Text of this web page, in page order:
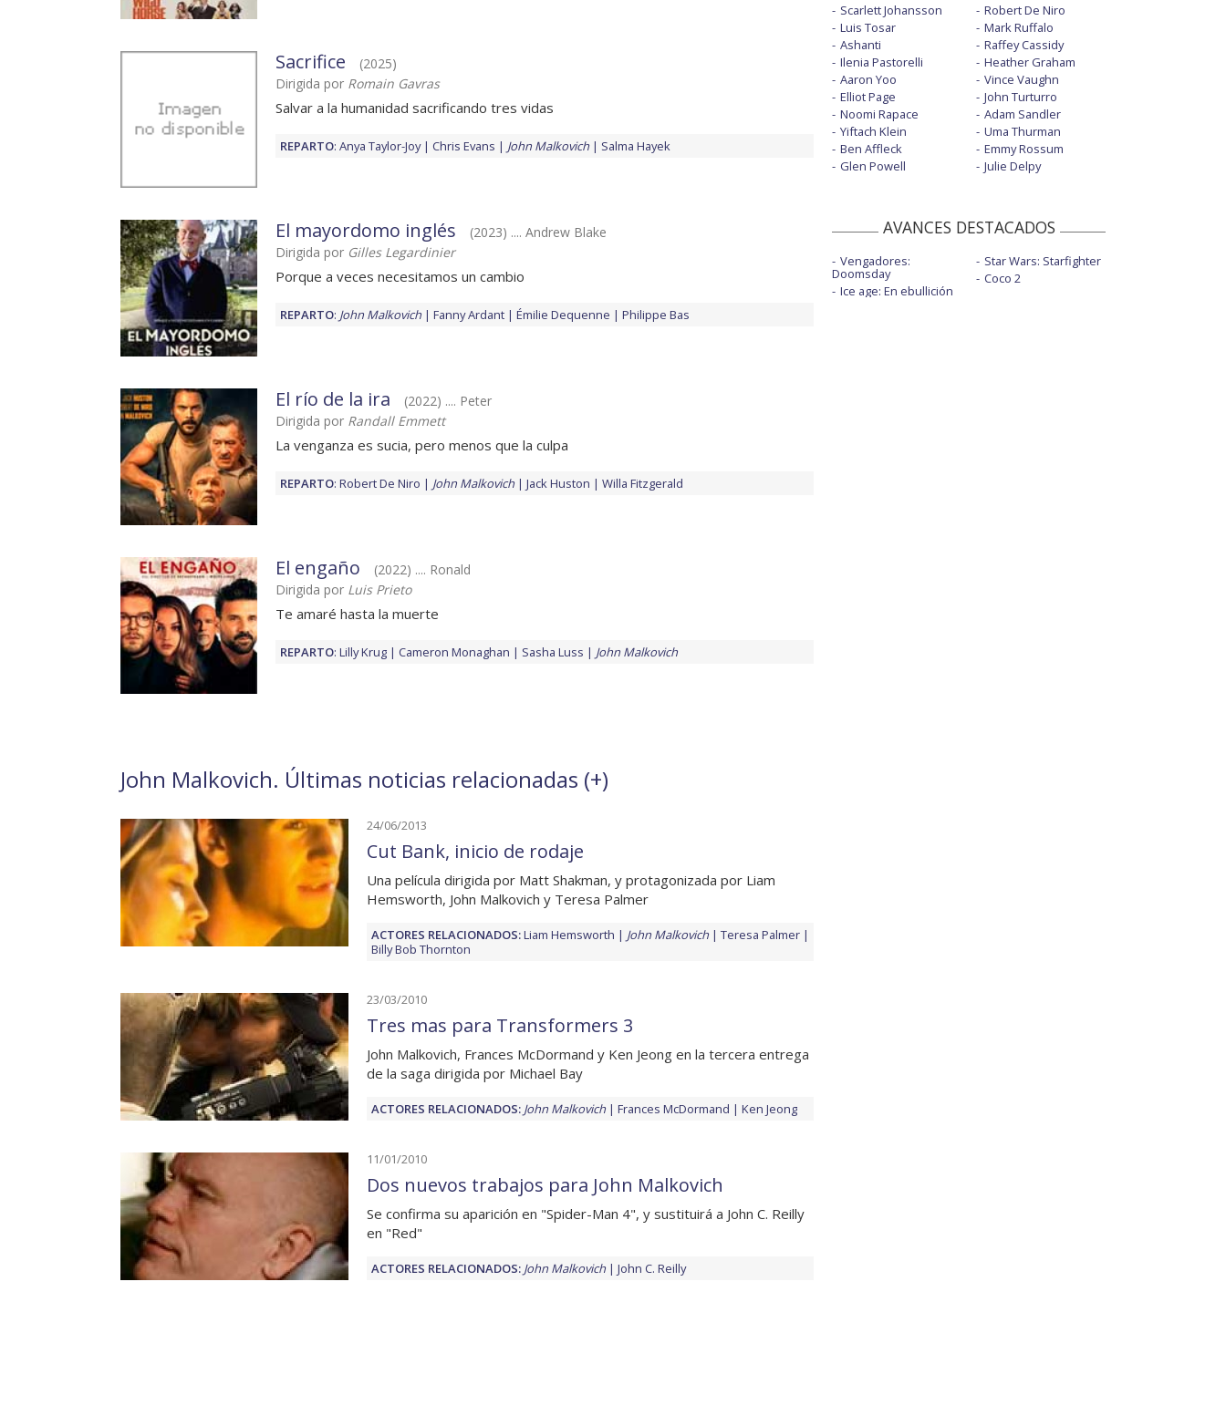
Sacrifice
(2025)
Dirigida por Romain Gavras
Salvar a la humanidad sacrificando tres vidas
REPARTO: Anya Taylor-Joy Chris Evans John Malkovich Salma Hayek
El mayordomo inglés
(2023) .... Andrew Blake
Dirigida por Gilles Legardinier
Porque a veces necesitamos un cambio
REPARTO: John Malkovich Fanny Ardant Émilie Dequenne Philippe Bas
El río de la ira
(2022) .... Peter
Dirigida por Randall Emmett
La venganza es sucia, pero menos que la culpa
REPARTO: Robert De Niro John Malkovich Jack Huston Willa Fitzgerald
El engaño
(2022) .... Ronald
Dirigida por Luis Prieto
Te amaré hasta la muerte
REPARTO: Lilly Krug Cameron Monaghan Sasha Luss John Malkovich
John Malkovich. Últimas noticias relacionadas (+)
24/06/2013
Cut Bank, inicio de rodaje
Una película dirigida por Matt Shakman, y protagonizada por Liam
Hemsworth, John Malkovich y Teresa Palmer
ACTORES RELACIONADOS:Liam Hemsworth John Malkovich
Teresa Palmer
Billy Bob Thornton
23/03/2010
Tres mas para Transformers 3
John Malkovich, Frances McDormand y Ken Jeong en la tercera entrega
de la saga dirigida por Michael Bay
ACTORES RELACIONADOS: John Malkovich Frances McDormand Ken Jeong
11/01/2010
Dos nuevos trabajos para John Malkovich
Se confirma su aparición en "Spider-Man 4", y sustituirá a John C. Reilly
en "Red"
ACTORES RELACIONADOS: John Malkovich John C. Reilly
Scarlett Johansson
Luis Tosar
Ashanti
Ilenia Pastorelli
Aaron Yoo
Elliot Page
Noomi Rapace
Yiftach Klein
Ben Affleck
Glen Powell
Robert De Niro
Mark Ruffalo
Raffey Cassidy
Heather Graham
Vince Vaughn
John Turturro
Adam Sandler
Uma Thurman
Emmy Rossum
Julie Delpy
AVANCES DESTACADOS
Vengadores:
Doomsday
Ice age: En ebullición
Star Wars: Starfighter
Coco 2